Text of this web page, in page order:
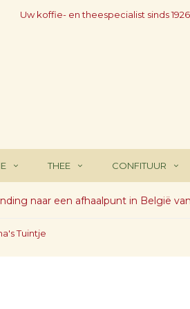
Uw koffie- en theespecialist sinds 1926
THEE CONFITUUR
naar een afhaalpunt in België
Tuintje